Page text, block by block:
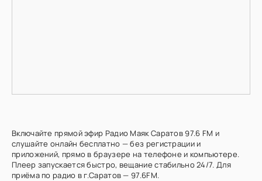
Включайте прямой эфир Радио Маяк Саратов 97.6 FM и
слушайте онлайн бесплатно — без регистрации и
приложений, прямо в браузере на телефоне и компьютере.
Плеер запускается быстро, вещание стабильно 24/7. Для
приёма по радио в г.Саратов — 97.6FM.